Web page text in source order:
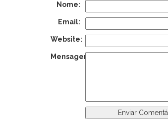
Nome:
Email:
Website:
Mensagem: